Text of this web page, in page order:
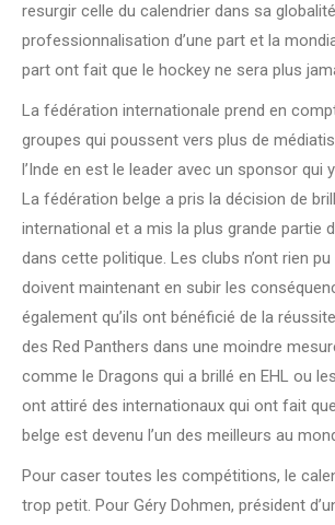
resurgir celle du calendrier dans sa
professionnalisation d’une part et la
part ont fait que le hockey ne sera plus
La fédération internationale prend en
groupes qui poussent vers plus de
l’Inde en est le leader avec un sponsor qui
La fédération belge a pris la décision de
international et a mis la plus grande partie
dans cette politique. Les clubs n’ont rien
doivent maintenant en subir les
également qu’ils ont bénéficié de la
des Red Panthers dans une moindre
comme le Dragons qui a brillé en EHL ou
ont attiré des internationaux qui ont fait
belge est devenu l’un des meilleurs au
Pour caser toutes les compétitions, le
trop petit. Pour Géry Dohmen, président